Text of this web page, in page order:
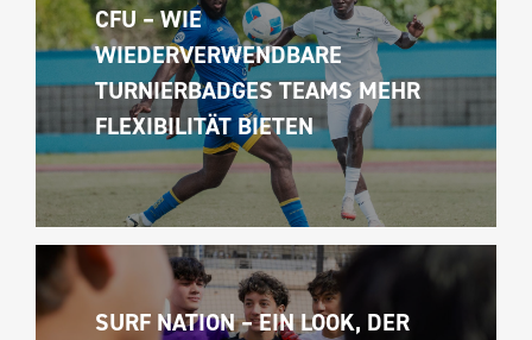
CFU – WIE
WIEDERVERWENDBARE
TURNIERBADGES TEAMS MEHR
FLEXIBILITÄT BIETEN
SURF NATION – EIN LOOK, DER